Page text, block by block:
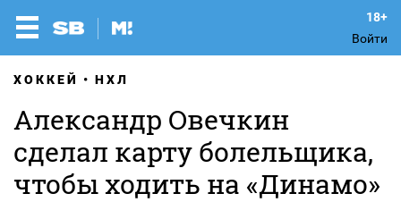
Войти
ХОККЕЙ НХЛ
Александр Овечкин
сделал карту болельщика,
чтобы ходить на «Динамо»